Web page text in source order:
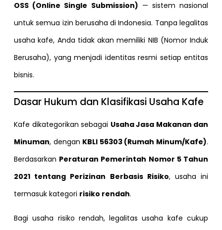
OSS (Online Single Submission) — sistem nasional
untuk semua izin berusaha di Indonesia. Tanpa legalitas
usaha kafe, Anda tidak akan memiliki NIB (Nomor Induk
Berusaha), yang menjadi identitas resmi setiap entitas
bisnis.
Dasar Hukum dan Klasifikasi Usaha Kafe
Kafe dikategorikan sebagai Usaha Jasa Makanan dan
Minuman, dengan KBLI 56303 (Rumah Minum/Kafe).
Berdasarkan Peraturan Pemerintah Nomor 5 Tahun
2021 tentang Perizinan Berbasis Risiko, usaha ini
termasuk kategori risiko rendah.
Bagi usaha risiko rendah, legalitas usaha kafe cukup